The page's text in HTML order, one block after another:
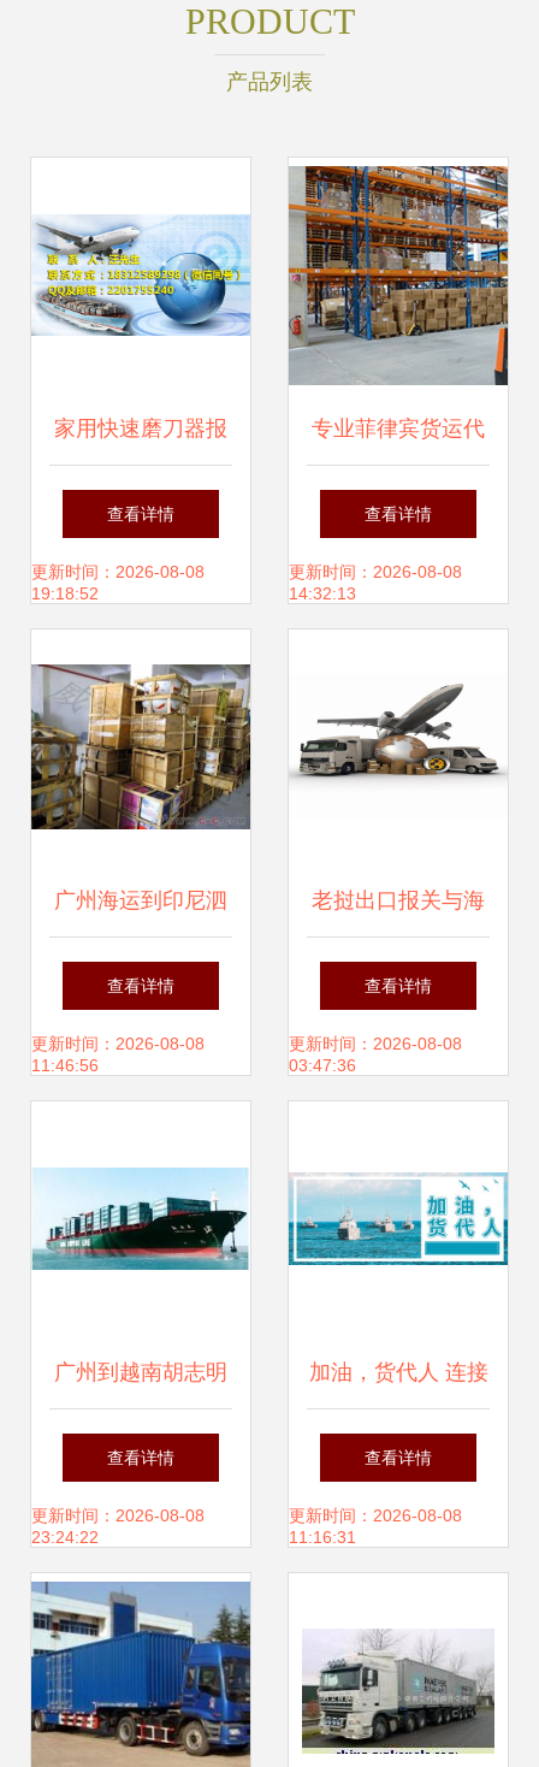
PRODUCT
产品列表
家用快速磨刀器报
价 厂家
查看详情
更新时间：2026-08-08
19:18:52
专业菲律宾货运代
理哪家强？综合指
引与推荐攻略
查看详情
更新时间：2026-08-08
14:32:13
广州海运到印尼泗
水物流成本与时间
全解析
查看详情
更新时间：2026-08-08
11:46:56
老挝出口报关与海
运双清 一条畅达国
际市场的陆海联运
查看详情
更新时间：2026-08-08
03:47:36
广州到越南胡志明
货运代理
查看详情
更新时间：2026-08-08
23:24:22
加油，货代人 连接
世界的无名枢纽与
崭新未来
查看详情
更新时间：2026-08-08
11:16:31